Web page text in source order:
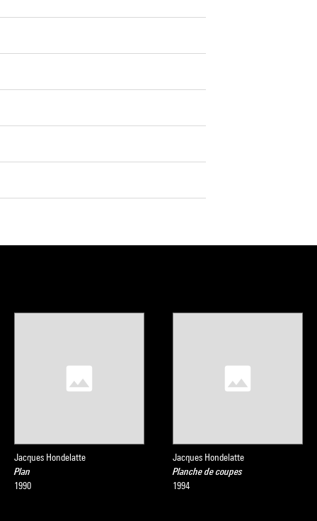
Jacques Hondelatte
Plan
1990
Jacques Hondelatte
Planche de coupes
1994